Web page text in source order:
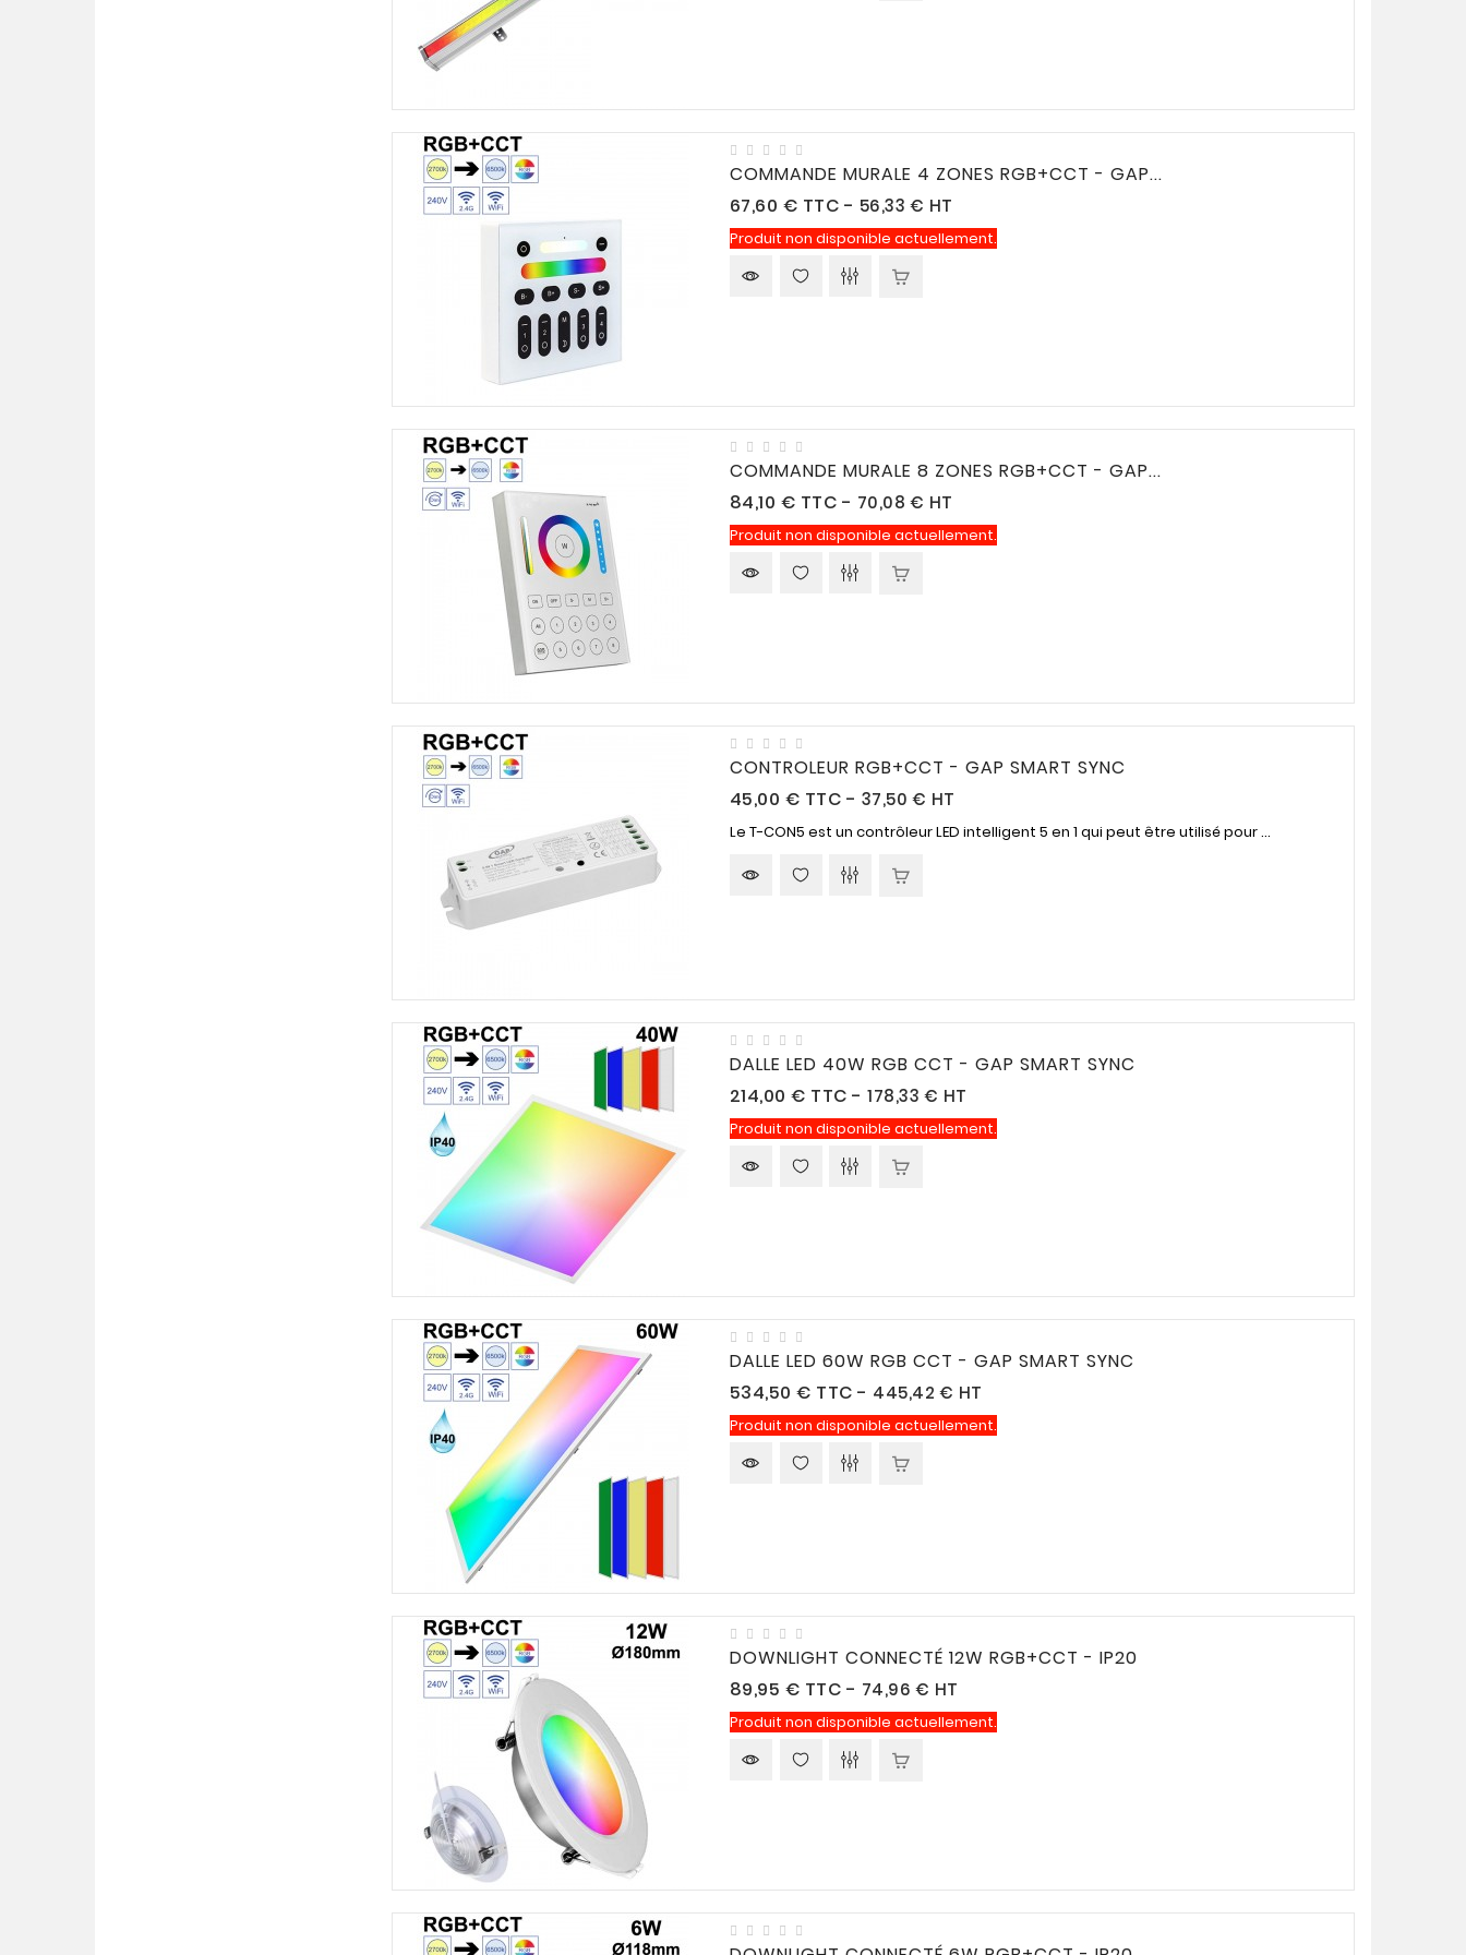
COMMANDE MURALE 4 ZONES RGB+CCT - GAP...
67,60 € Prix
TTC - 56,33 € HT
Produit non disponible actuellement.
COMMANDE MURALE 8 ZONES RGB+CCT - GAP...
84,10 € Prix
TTC - 70,08 € HT
Produit non disponible actuellement.
CONTROLEUR RGB+CCT - GAP SMART SYNC
45,00 € Prix
TTC - 37,50 € HT
Le T-CON5 est un contrôleur LED intelligent 5 en 1 qui peut être utilisé pour ...
DALLE LED 40W RGB CCT - GAP SMART SYNC
214,00 € Prix
TTC -178,33 € HT
Produit non disponible actuellement.
DALLE LED 60W RGB CCT - GAP SMART SYNC
534,50 € Prix
TTC - 445,42 € HT
Produit non disponible actuellement.
DOWNLIGHT CONNECTÉ 12W RGB+CCT - IP20
89,95 € Prix
TTC - 74,96 € HT
Produit non disponible actuellement.